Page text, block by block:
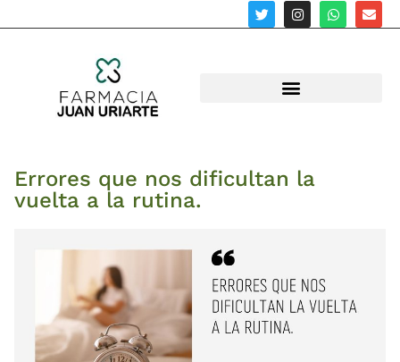
Errores que nos dificultan la
vuelta a la rutina.